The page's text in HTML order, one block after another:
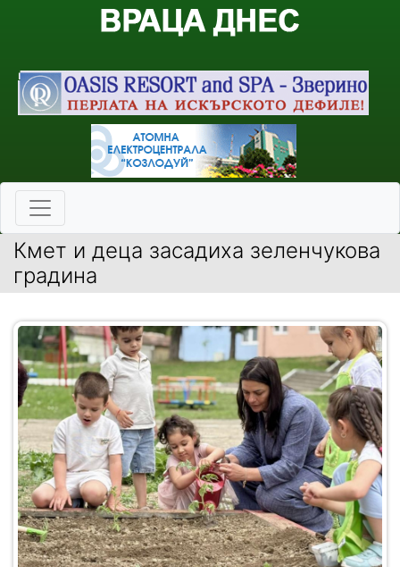
Кмет и деца засадиха зеленчукова
градина